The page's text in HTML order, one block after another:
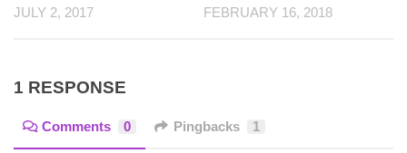
JULY 2, 2017 FEBRUARY 16, 2018
1 RESPONSE
Comments 0 Pingbacks 1